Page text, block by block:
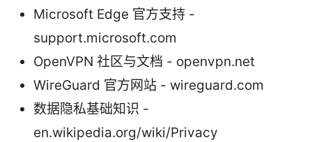
Microsoft Edge 官方支持 -
support.microsoft.com
OpenVPN 社区与文档 - openvpn.net
WireGuard 官方网站 - wireguard.com
数据隐私基础知识 -
en.wikipedia.org/wiki/Privacy